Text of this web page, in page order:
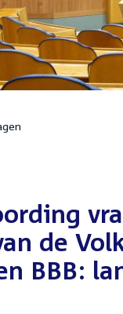
de
BBB: